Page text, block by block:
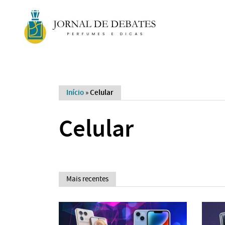
Início »Celular
Celular
Mais recentes